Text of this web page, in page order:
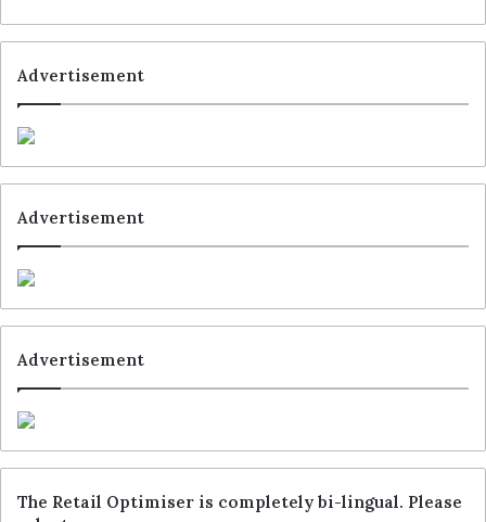
der Auslieferung zu wählen. Das System
unterstützt alle Fulfillment-Optionen, wie
pick up in-store.
Advertisement
Advertisement
Advertisement
The Retail Optimiser is completely bi-lingual. Please